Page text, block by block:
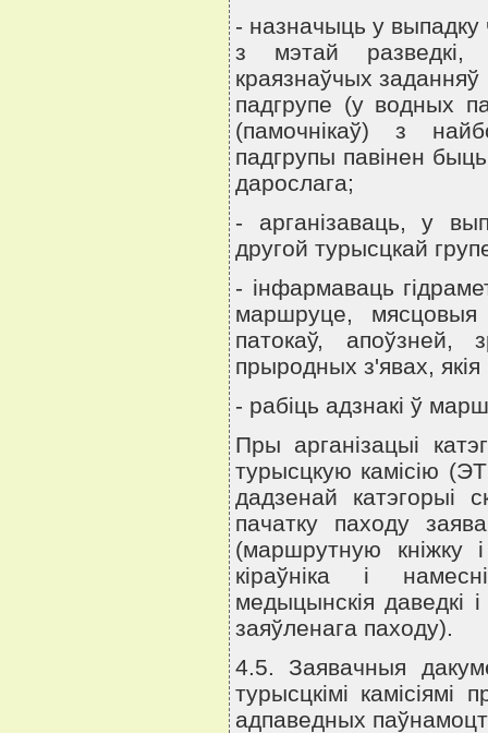
- назначыць у
з мэтай разведкi,
краязнаўчых
падгрупе (у водных
(памочнiкаў) з
падгрупы павiнен
дарослага;
- арганiзаваць, у
другой турысцкай
- iнфармаваць
маршруце,
патокаў, апоўзней,
прыродных з'явах,
- рабiць адзнакi ў
Пры арганiзацыi
турысцкую камiсiю
дадзенай катэгорыi
пачатку паходу
(маршрутную кнiжку
кiраўнiка i
медыцынскiя даведкi
заяўленага паходу).
4.5. Заявачныя
турысцкiмi камiсiямi
адпаведных